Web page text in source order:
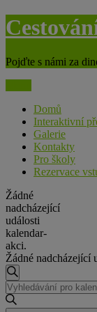
Skip
to
Pojďte s námi za
Domů
Interaktivní
Galerie
Kontakty
Pro školy
Rezervace
Žádné
nadcházející
události
kalendar-
akci.
Žádné nadcházející
Navigace
pro
Hledat
Enter
Keyword.